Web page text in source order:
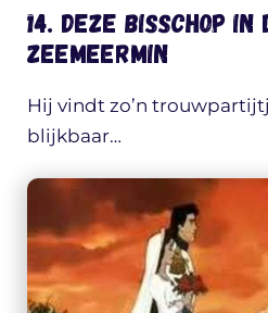
14. Deze bisschop
Zeemeermin
Hij vindt zo’n
blijkbaar…